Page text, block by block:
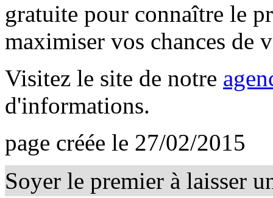
gratuite pour connaître le
maximiser vos chances de
Visitez le site de notre
d'informations.
page créée le 27/02/2015
Soyer le premier à laisser